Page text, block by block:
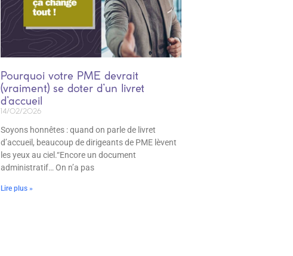
Pourquoi votre PME devrait
(vraiment) se doter d’un livret
d’accueil
14/02/2026
Soyons honnêtes : quand on parle de livret
d’accueil, beaucoup de dirigeants de PME lèvent
les yeux au ciel.“Encore un document
administratif… On n’a pas
Lire plus »